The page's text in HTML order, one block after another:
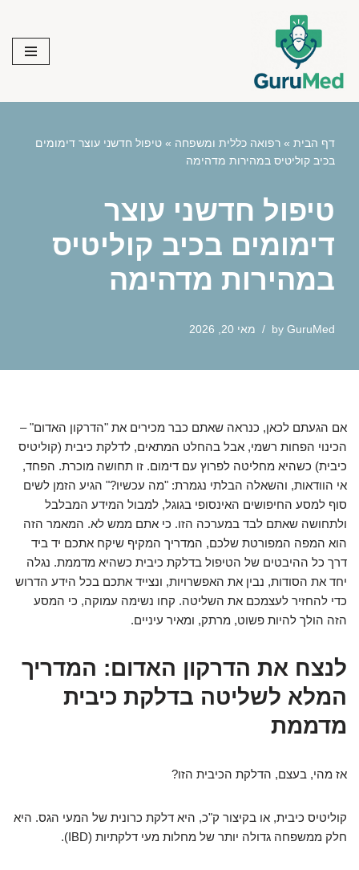
content
דף הבית » רפואה כללית ומשפחה » טיפול חדשני עוצר דימומים
בכיב קוליטיס במהירות מדהימה
טיפול חדשני עוצר
דימומים בכיב קוליטיס
במהירות מדהימה
by GuruMed מאי 20, 2026
אם הגעתם לכאן, כנראה שאתם כבר מכירים את "הדרקון האדום" –
הכינוי הפחות רשמי, אבל בהחלט המתאים, לדלקת כיבית (קוליטיס
כיבית) כשהיא מחליטה לפרוץ עם דימום. זו תחושה מוכרת. הפחד,
אי הוודאות, והשאלה הבלתי נגמרת: "מה עכשיו?" הגיע הזמן לשים
סוף למסע החיפושים האינסופי בגוגל, למבול המידע המבלבל
ולתחושה שאתם לבד במערכה הזו. כי אתם ממש לא. המאמר הזה
הוא המפה המפורטת שלכם, המדריך המקיף שיקח אתכם יד ביד
דרך כל ההיבטים של הטיפול בדלקת כיבית כשהיא מדממת. נגלה
יחד את הסודות, נבין את האפשרויות, ונצייד אתכם בכל הידע הדרוש
כדי להחזיר לעצמכם את השליטה. קחו נשימה עמוקה, כי המסע
הזה הולך להיות פשוט, מרתק, ומאיר עיניים.
לנצח את הדרקון האדום: המדריך
המלא לשליטה בדלקת כיבית
מדממת
אז מהי, בעצם, הדלקת הכיבית הזו?
קוליטיס כיבית, או בקיצור ק"כ, היא דלקת כרונית של המעי הגס. היא
חלק ממשפחה גדולה יותר של מחלות מעי דלקתיות (IBD).